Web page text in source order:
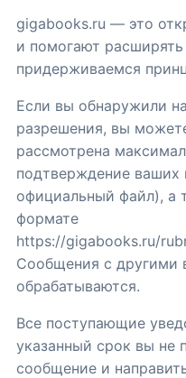
gigabooks.ru — это
и помогают
придерживаемся
Если вы обнаружили
разрешения, вы
рассмотрена
подтверждение ваших
официальный файл), а
формате
https://gigabooks.ru/
Сообщения с другими
обрабатываются.
Все поступающие
указанный срок вы не
сообщение и